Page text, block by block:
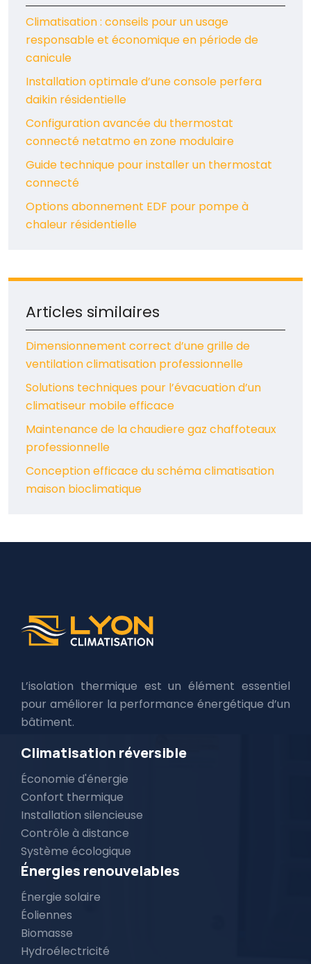
Climatisation : conseils pour un usage
responsable et économique en période de
canicule
Installation optimale d’une console perfera
daikin résidentielle
Configuration avancée du thermostat
connecté netatmo en zone modulaire
Guide technique pour installer un thermostat
connecté
Options abonnement EDF pour pompe à
chaleur résidentielle
Articles similaires
Dimensionnement correct d’une grille de
ventilation climatisation professionnelle
Solutions techniques pour l’évacuation d’un
climatiseur mobile efficace
Maintenance de la chaudiere gaz chaffoteaux
professionnelle
Conception efficace du schéma climatisation
maison bioclimatique
L’isolation thermique est un élément essentiel
pour améliorer la performance énergétique d’un
bâtiment.
Climatisation réversible
Économie d'énergie
Confort thermique
Installation silencieuse
Contrôle à distance
Système écologique
Énergies renouvelables
Énergie solaire
Éoliennes
Biomasse
Hydroélectricité